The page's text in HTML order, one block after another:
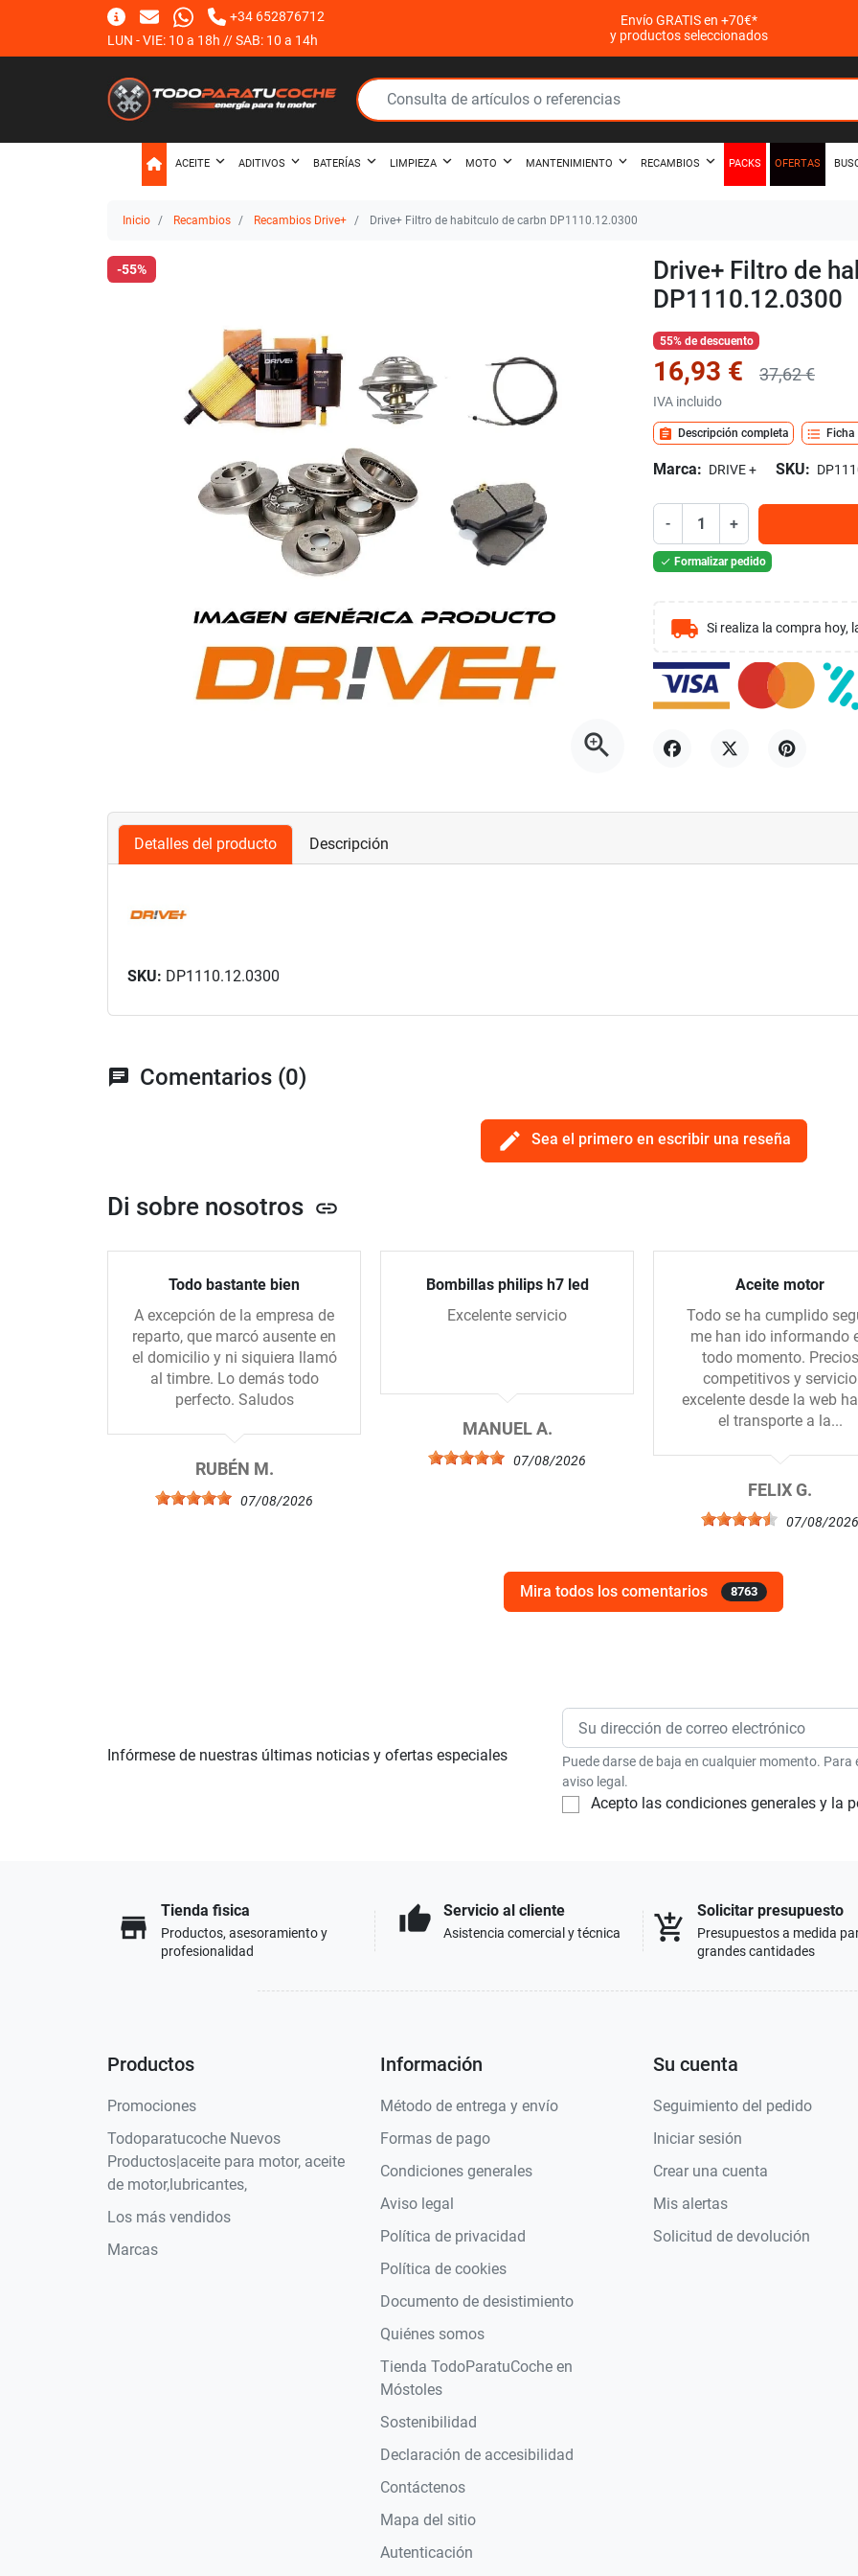
+34 652876712
LUN - VIE: 10 a 18h // SAB: 10 a 14h
Envío GRATIS en +70€*
y productos seleccionados
ACEITE ADITIVOS BATERÍAS LIMPIEZA MOTO MANTENIMIENTO RECAMBIOS PACKS OFERTAS
Inicio Recambios Recambios Drive+ Drive+ Filtro de habitculo de carbn DP1110.12.0300
-55%
zoom_in
Drive+ Filtro de
DP1110.12.0300
55% de descuento
16,93 € 37,62 €
IVA incluido
assignment Descripción completa format_list_bulleted Ficha
Marca: DRIVE + SKU:
- +
 Formalizar pedido
local_shipping Si realiza la compra hoy,
Detalles del producto Descripción
SKU: DP1110.12.0300
chat Comentarios (0)
edit Sea el primero en escribir una reseña
Di sobre nosotros link
Todo bastante bien
A excepción de la empresa de
reparto, que marcó ausente en
el domicilio y ni siquiera llamó
al timbre. Lo demás todo
perfecto. Saludos
RUBÉN M.
07/08/2026
Bombillas philips h7 led
Excelente servicio
MANUEL A.
07/08/2026
Aceite motor
Todo se ha cumplido
me han ido informando
todo momento. Precios
competitivos y servicio
excelente desde la web
el transporte a la...
FELIX G.
07/08/2026
Mira todos los comentarios 8763
Infórmese de nuestras últimas noticias y ofertas especiales
Puede darse de baja en cualquier momento.
aviso legal.
Acepto las condiciones generales y la
store
Tienda fisica
Productos, asesoramiento y
profesionalidad
thumb_up Servicio al cliente
Asistencia comercial y técnica add_shopping_cart
Solicitar presupuesto
Presupuestos a medida
grandes cantidades
Productos
Promociones
Todoparatucoche Nuevos
Productos|aceite para motor, aceite
de motor,lubricantes,
Los más vendidos
Marcas
Información
Método de entrega y envío
Formas de pago
Condiciones generales
Aviso legal
Política de privacidad
Política de cookies
Documento de desistimiento
Quiénes somos
Tienda TodoParatuCoche en
Móstoles
Sostenibilidad
Declaración de accesibilidad
Contáctenos
Mapa del sitio
Autenticación
Su cuenta
Seguimiento del pedido
Iniciar sesión
Crear una cuenta
Mis alertas
Solicitud de devolución